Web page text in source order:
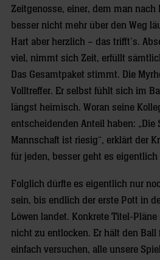
Zeitgenosse, einer, dem man
besser nicht mehr über den Weg
Hart aber herzlich – das trifft’s.
viel, nimmt sich Zeit, erfüllt
Das Gesamtpaket stimmt. Die
Volltreffer. Er selbst fühlt sich im
längst heimisch. Woran seine
entscheidenden Anteil haben:
Mannschaft ist riesig“, erklärt der
für jeden, besser geht es eigentlich
Folglich dürfte es eigentlich nur
sein, bis endlich der erste Pott in
Löwen landet. Konkrete Titel-
nicht zu entlocken. Er hält den Ball
einfach versuchen, alle unsere